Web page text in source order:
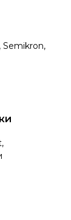
Semikron,